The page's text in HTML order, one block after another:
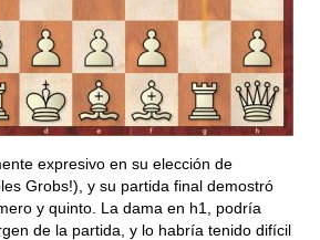
expresivo en su elección de
Grobs!), y su partida final demostró
y quinto. La dama en h1, podría
de la partida, y lo habría tenido difícil